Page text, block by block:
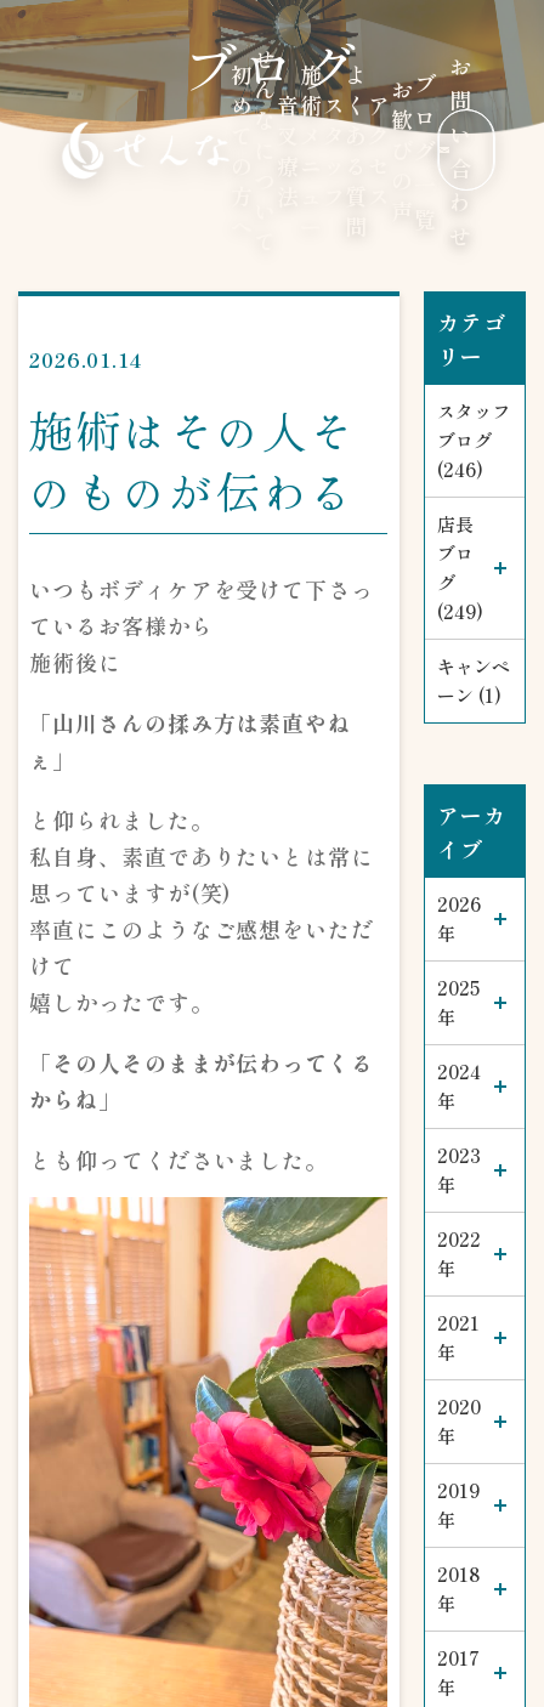
初
め
せ
ん
な音
施
術ス
よ
く
あ
ア
ク
お
歓
ブ
ロ
グ
お
問
い
合
わ
せ
ブログ
2026.01.14
施術はその人そ
のものが伝わる
いつもボディケアを受けて下さっ
ているお客様から
施術後に
「山川さんの揉み方は素直やね
ぇ」
と仰られました。
私自身、素直でありたいとは常に
思っていますが(笑)
率直にこのようなご感想をいただ
けて
嬉しかったです。
「その人そのままが伝わってくる
からね」
とも仰ってくださいました。
カテゴ
リー
スタッフ
ブログ
(246)
店長
ブロ
グ
(249)
キャンペ
ーン (1)
アーカ
イブ
2026
年
2025
年
2024
年
2023
年
2022
年
2021
年
2020
年
2019
年
2018
年
2017
年